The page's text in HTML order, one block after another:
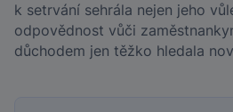
k setrvání sehrála nejen jeho
odpovědnost vůči
důchodem jen těžko hledala